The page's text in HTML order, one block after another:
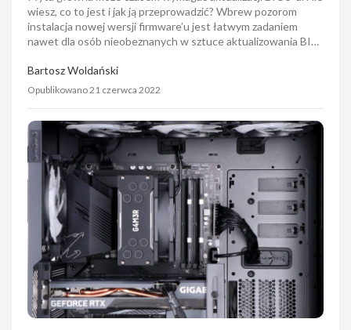
wiesz, co to jest i jak ją przeprowadzić? Wbrew pozorom
instalacja nowej wersji firmware’u jest łatwym zadaniem
nawet dla osób nieobeznanych w sztuce aktualizowania BI…
Bartosz Woldański
Opublikowano 21 czerwca 2022